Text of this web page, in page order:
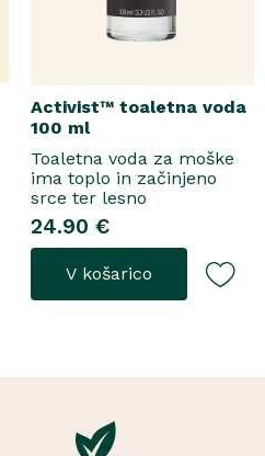
Activist™ toaletna voda
100 ml
Toaletna voda za moške
ima toplo in začinjeno
srce ter lesno
osnovo.Topel, začinjen
vonjToaletna voda..
24.90 €
V košarico